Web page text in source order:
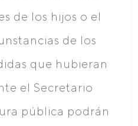
de los hijos o el
de los
que hubieran
el Secretario
pública podrán